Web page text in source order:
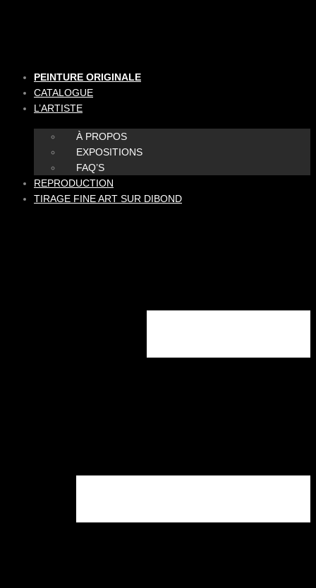
PEINTURE ORIGINALE
CATALOGUE
L’ARTISTE
À PROPOS
EXPOSITIONS
FAQ’S
REPRODUCTION
TIRAGE FINE ART SUR DIBOND